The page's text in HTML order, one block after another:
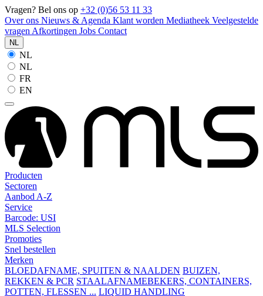
Vragen? Bel ons op +32 (0)56 53 11 33
Over ons Nieuws & Agenda Klant worden Mediatheek Veelgestelde
vragen Afkortingen Jobs Contact
NL
NL
NL
FR
EN
Producten
Sectoren
Aanbod A-Z
Service
Barcode: USI
MLS Selection
Promoties
Snel bestellen
Merken
BLOEDAFNAME, SPUITEN & NAALDEN BUIZEN,
REKKEN & PCR STAALAFNAMEBEKERS, CONTAINERS,
POTTEN, FLESSEN ... LIQUID HANDLING